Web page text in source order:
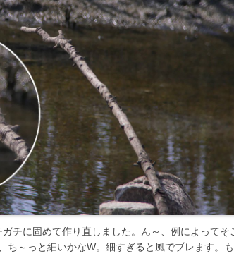
チに固めて作り直しました。ん～、例によってそ
ち～っと細いかなW。細すぎると風でブレます。